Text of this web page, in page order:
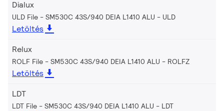
Dialux
ULD File - SM530C 43S/940 DEIA L1410 ALU ULD
Letöltés
Relux
ROLF File - SM530C 43S/940 DEIA L1410 ALU ROLFZ
Letöltés
LDT
LDT File - SM530C 43S/940 DEIA L1410 ALU LDT